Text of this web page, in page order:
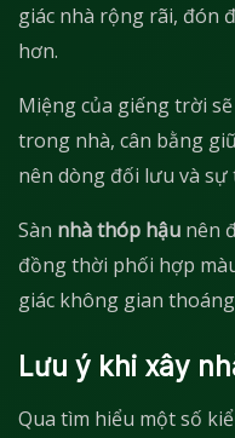
giác nhà rộng rãi, đón
hơn.
Miệng của giếng trời
trong nhà, cân bằng
nên dòng đối lưu và
Sàn nhà thóp hậu nên
đồng thời phối hợp
giác không gian
Lưu ý khi xây
Qua tìm hiểu một số